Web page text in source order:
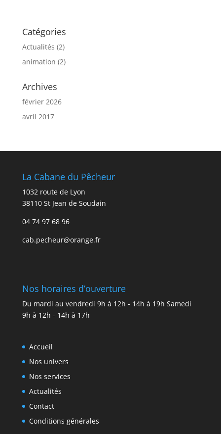
Catégories
Actualités (2)
animation (2)
Archives
février 2026
avril 2017
La Cabane du Pêcheur
1032 route de Lyon
38110 St Jean de Soudain
04 74 97 68 96
cab.pecheur@orange.fr
Nos horaires d’ouverture
Du mardi au vendredi 9h à 12h - 14h à 19h Samedi
9h à 12h - 14h à 17h
Accueil
Nos univers
Nos services
Actualités
Contact
Conditions générales